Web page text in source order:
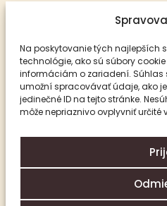
Na poskytovanie tých najlepších
technológie, ako sú súbory
informáciám o zariadení.
umožní spracovávať údaje, ako
jedinečné ID na tejto stránke.
môže nepriaznivo ovplyvniť určité
Publikovanie alebo ďalšie
Dostihy.sk je bez písomného
Slovensko, s.r.o. zakázané.